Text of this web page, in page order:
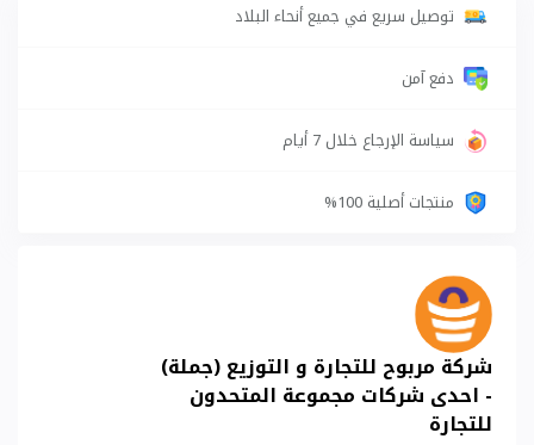
توصيل سريع في جميع أنحاء البلاد
دفع آمن
سياسة الإرجاع خلال 7 أيام
منتجات أصلية 100%
شركة مربوح للتجارة و التوزيع (جملة)
- احدى شركات مجموعة المتحدون
للتجارة